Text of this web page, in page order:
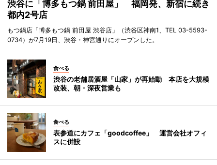
渋谷に「博多もつ鍋 前田屋」 福岡発、新宿に続き
都内2号店
もつ鍋店「博多もつ鍋 前田屋 渋谷店」（渋谷区神南1、TEL 03-5593-
0734）が7月19日、渋谷・神宮通りにオープンした。
食べる
渋谷の老舗居酒屋「山家」が再始動 本店を大規模
改装、朝・深夜営業も
食べる
表参道にカフェ「goodcoffee」 運営会社オフィ
スに併設